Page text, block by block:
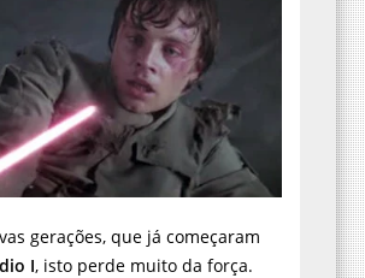
gerações, que já começaram
I, isto perde muito da força.